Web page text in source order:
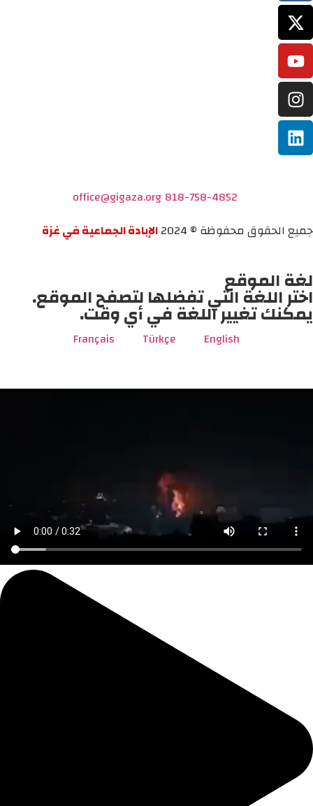
818-758-4852
office@gigaza.org
جميع الحقوق محفوظة © 2024
الإبادة الجماعية في غزة
لغة الموقع
اختر اللغة التي تفضلها لتصفح الموقع.
يمكنك تغيير اللغة في أي وقت.
English
Türkçe
Français